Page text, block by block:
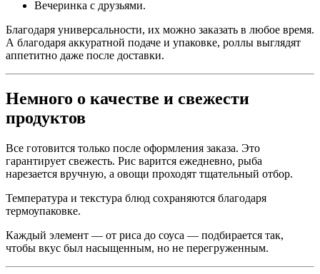
Вечеринка с друзьями.
Благодаря универсальности, их можно заказать в любое время.
А благодаря аккуратной подаче и упаковке, роллы выглядят
аппетитно даже после доставки.
Немного о качестве и свежести
продуктов
Все готовится только после оформления заказа. Это
гарантирует свежесть. Рис варится ежедневно, рыба
нарезается вручную, а овощи проходят тщательный отбор.
Температура и текстура блюд сохраняются благодаря
термоупаковке.
Каждый элемент — от риса до соуса — подбирается так,
чтобы вкус был насыщенным, но не перегруженным.